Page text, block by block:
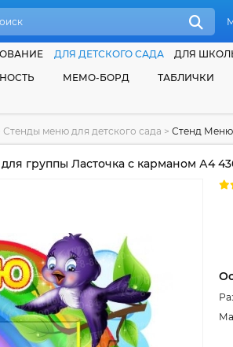
ДЛЯ ДЕТСКОГО САДА ДЛЯ
МЕМО-БОРД ТАБЛИЧКИ
Стенды меню для детского сада > Стенд Меню
группы Ласточка с карманом А4